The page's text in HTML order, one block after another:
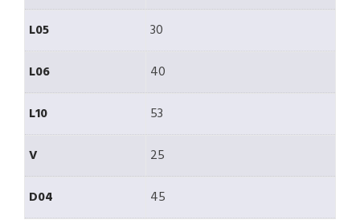
L05
30
L06
40
L10
53
V
25
D04
45